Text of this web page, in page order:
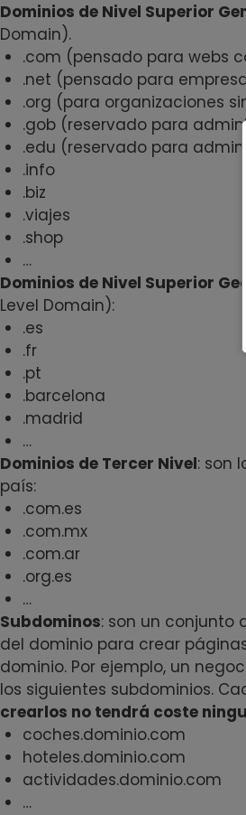
Dominios de Nivel Superior
Domain).
.com (pensado para webs
.net (pensado para
.org (para organizaciones
.gob (reservado para
.edu (reservado para
.info
.biz
.viajes
.shop
…
Dominios de Nivel Superior
Level Domain):
.es
.fr
.pt
.barcelona
.madrid
…
Dominios de Tercer Nivel: son
país:
.com.es
.com.mx
.com.ar
.org.es
…
Subdominos: son un conjunto
del dominio para crear
dominio. Por ejemplo, un
los siguientes subdominios.
crearlos no tendrá coste
coches.dominio.com
hoteles.dominio.com
actividades.dominio.com
…